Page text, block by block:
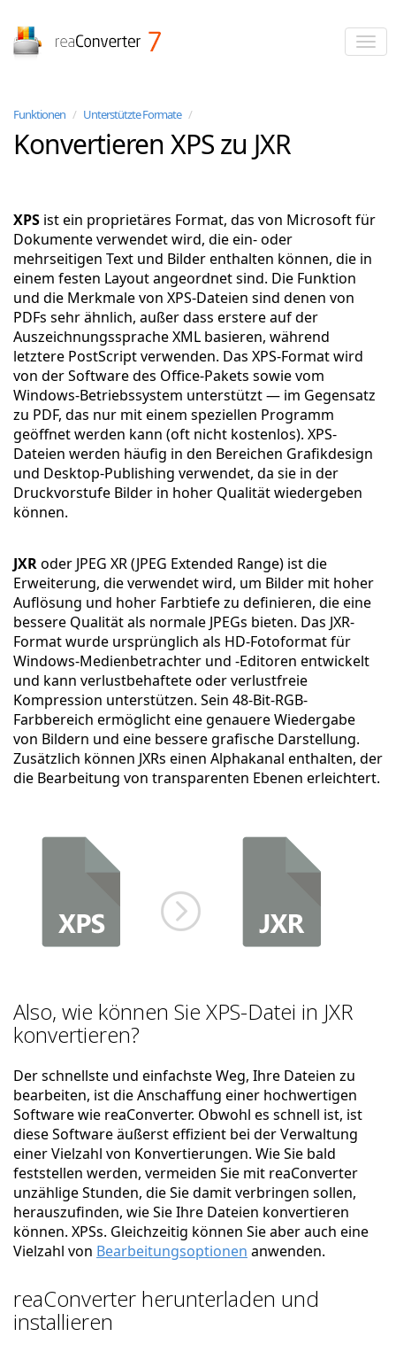
Funktionen / Unterstützte Formate /
Konvertieren XPS zu JXR
XPS ist ein proprietäres Format, das von Microsoft für
Dokumente verwendet wird, die ein- oder
mehrseitigen Text und Bilder enthalten können, die in
einem festen Layout angeordnet sind. Die Funktion
und die Merkmale von XPS-Dateien sind denen von
PDFs sehr ähnlich, außer dass erstere auf der
Auszeichnungssprache XML basieren, während
letztere PostScript verwenden. Das XPS-Format wird
von der Software des Office-Pakets sowie vom
Windows-Betriebssystem unterstützt — im Gegensatz
zu PDF, das nur mit einem speziellen Programm
geöffnet werden kann (oft nicht kostenlos). XPS-
Dateien werden häufig in den Bereichen Grafikdesign
und Desktop-Publishing verwendet, da sie in der
Druckvorstufe Bilder in hoher Qualität wiedergeben
können.
JXRoder JPEG XR (JPEG Extended Range) ist die
Erweiterung, die verwendet wird, um Bilder mit hoher
Auflösung und hoher Farbtiefe zu definieren, die eine
bessere Qualität als normale JPEGs bieten. Das JXR-
Format wurde ursprünglich als HD-Fotoformat für
Windows-Medienbetrachter und -Editoren entwickelt
und kann verlustbehaftete oder verlustfreie
Kompression unterstützen. Sein 48-Bit-RGB-
Farbbereich ermöglicht eine genauere Wiedergabe
von Bildern und eine bessere grafische Darstellung.
Zusätzlich können JXRs einen Alphakanal enthalten, der
die Bearbeitung von transparenten Ebenen erleichtert.
Also, wie können Sie XPS-Datei in JXR
konvertieren?
Der schnellste und einfachste Weg, Ihre Dateien zu
bearbeiten, ist die Anschaffung einer hochwertigen
Software wie reaConverter. Obwohl es schnell ist, ist
diese Software äußerst effizient bei der Verwaltung
einer Vielzahl von Konvertierungen. Wie Sie bald
feststellen werden, vermeiden Sie mit reaConverter
unzählige Stunden, die Sie damit verbringen sollen,
herauszufinden, wie Sie Ihre Dateien konvertieren
können. XPSs. Gleichzeitig können Sie aber auch eine
Vielzahl von Bearbeitungsoptionen anwenden.
reaConverter herunterladen und
installieren